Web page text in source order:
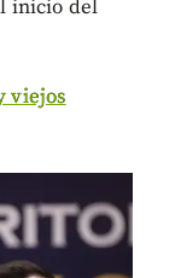
inicio del
viejos